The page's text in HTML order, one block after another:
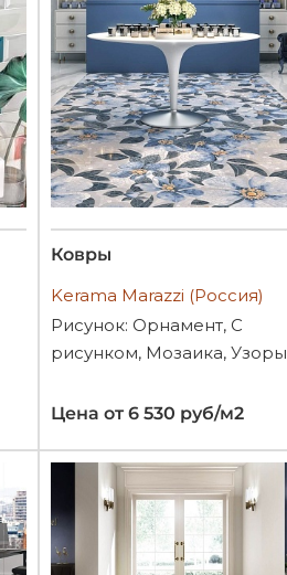
Ковры
Kerama Marazzi (Россия)
Рисунок: Орнамент, С
рисунком, Мозаика, Узоры
Цена от 6 530 руб/м2